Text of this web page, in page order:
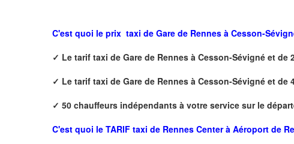
C'est quoi le prix taxi de Gare de Rennes à Cesson-
✓ Le tarif taxi de Gare de Rennes à Cesson-Sévigné et de
✓ Le tarif taxi de Gare de Rennes à Cesson-Sévigné et de
✓ 50 chauffeurs indépendants à votre service sur le
C'est quoi le TARIF taxi de Rennes Center à Aéroport de